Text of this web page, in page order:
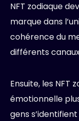
NFT zodiaque
marque dans
cohérence du
différents
Ensuite, les NFT
émotionnelle
gens